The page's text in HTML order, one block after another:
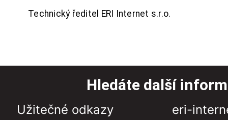
Technický ředitel ERI Internet s.r.o.
Hledáte další
Užitečné odkazy eri-